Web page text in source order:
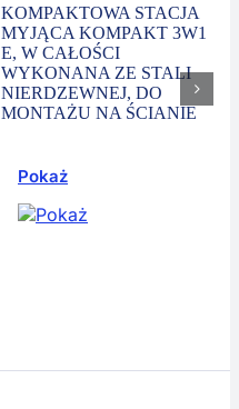
KOMPAKTOWA STACJA
MYJĄCA KOMPAKT 3W1
E, W CAŁOŚCI
WYKONANA ZE STALI
NIERDZEWNEJ, DO
MONTAŻU NA ŚCIANIE
Pokaż